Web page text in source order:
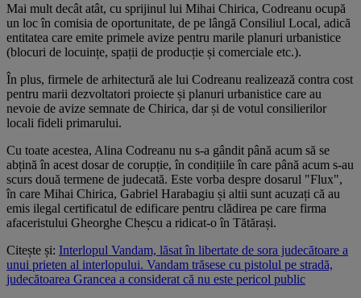
Mai mult decât atât, cu sprijinul lui Mihai Chirica, Codreanu ocupă
un loc în comisia de oportunitate, de pe lângă Consiliul Local, adică
entitatea care emite primele avize pentru marile planuri urbanistice
(blocuri de locuințe, spații de producție și comerciale etc.).
În plus, firmele de arhitectură ale lui Codreanu realizează contra cost
pentru marii dezvoltatori proiecte și planuri urbanistice care au
nevoie de avize semnate de Chirica, dar și de votul consilierilor
locali fideli primarului.
Cu toate acestea, Alina Codreanu nu s-a gândit până acum să se
abțină în acest dosar de corupție, în condițiile în care până acum s-au
scurs două termene de judecată. Este vorba despre dosarul "Flux",
în care Mihai Chirica, Gabriel Harabagiu și altii sunt acuzați că au
emis ilegal certificatul de edificare pentru clădirea pe care firma
afaceristului Gheorghe Cheșcu a ridicat-o în Tătărași.
Citește și: Interlopul Vandam, lăsat în libertate de sora judecătoare a
unui prieten al interlopului. Vandam trăsese cu pistolul pe stradă,
judecătoarea Grancea a considerat că nu este pericol public